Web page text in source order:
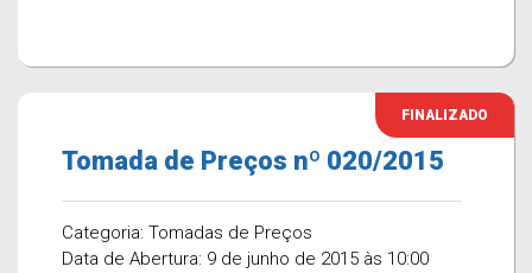
FINALIZADO
Tomada de Preços nº 020/2015
Categoria: Tomadas de Preços
Data de Abertura: 9 de junho de 2015 às 10:00